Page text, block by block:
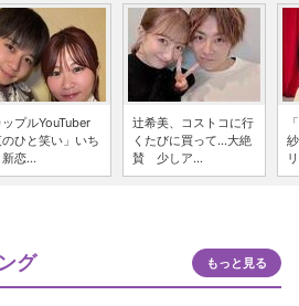
プルYouTuber
のひと笑い」いち
新恋...
辻希美、コストコに行
くたびに買って...大絶
賛 少しア...
グ もっと見る